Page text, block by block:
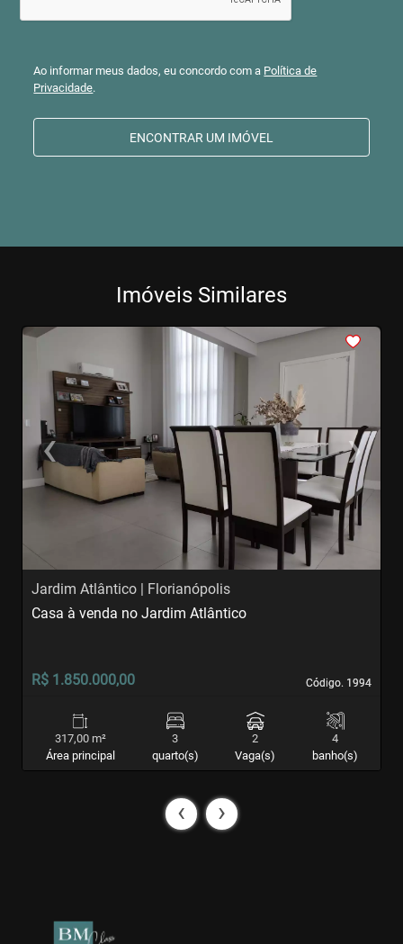
Ao informar meus dados, eu concordo com a Política de
Privacidade.
ENCONTRAR UM IMÓVEL
Imóveis Similares
<<<
‹Previous ›Next
Jardim Atlântico | Florianópolis
Código. 1994
Código. 1994
Casa à venda no Jardim Atlântico
R$ 1.850.000,00
317,00 m²
Área principal
3
quarto(s)
2
Vaga(s)
4
banho(s)
‹ ›